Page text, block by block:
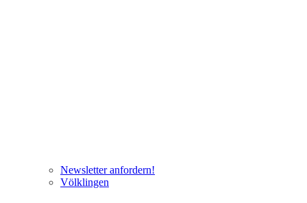
Newsletter anfordern!
Völklingen